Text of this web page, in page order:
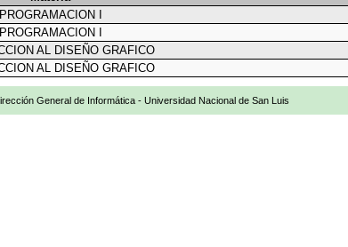
PROGRAMACION I
PROGRAMACION I
AL DISEÑO GRAFICO
AL DISEÑO GRAFICO
General de Informática - Universidad Nacional de San Luis